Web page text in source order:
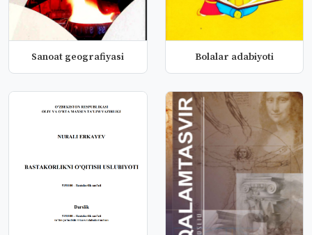
Sanoat geografiyasi Bolalar adabiyoti